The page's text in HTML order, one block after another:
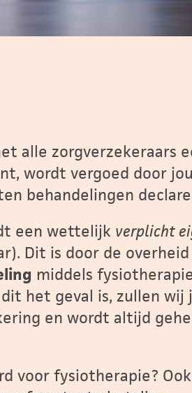
alle zorgverzekeraars
wordt vergoed door
behandelingen
een wettelijk verplicht
Dit is door de
middels
het geval is, zullen
en wordt altijd
voor fysiotherapie?